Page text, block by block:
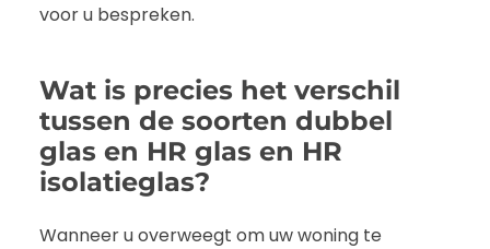
voor u bespreken.
Wat is precies het verschil
tussen de soorten dubbel
glas en HR glas en HR
isolatieglas?
Wanneer u overweegt om uw woning te